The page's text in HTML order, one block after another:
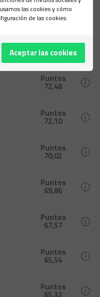
Puntos
72,54
Puntos
72,54
Puntos
72,48
Puntos
72,10
Puntos
70,02
Puntos
69,86
Puntos
67,57
Puntos
65,54
Puntos
las cookies y cómo
de las cookies.
Aceptar las cookies